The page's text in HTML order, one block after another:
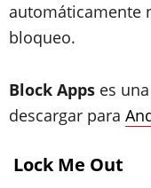
automáticamente
bloqueo.
Block Apps es
descargar para
Lock Me Out